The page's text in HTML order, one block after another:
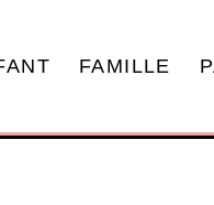
FAMILLE